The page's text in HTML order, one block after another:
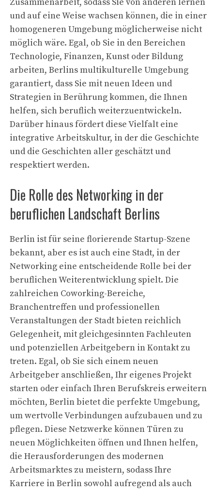
und auf eine Weise wachsen können, die in einer
homogeneren Umgebung möglicherweise nicht
möglich wäre. Egal, ob Sie in den Bereichen
Technologie, Finanzen, Kunst oder Bildung
arbeiten, Berlins multikulturelle Umgebung
garantiert, dass Sie mit neuen Ideen und
Strategien in Berührung kommen, die Ihnen
helfen, sich beruflich weiterzuentwickeln.
Darüber hinaus fördert diese Vielfalt eine
integrative Arbeitskultur, in der die Geschichte
und die Geschichten aller geschätzt und
respektiert werden.
Die Rolle des Networking in der
beruflichen Landschaft Berlins
Berlin ist für seine florierende Startup-Szene
bekannt, aber es ist auch eine Stadt, in der
Networking eine entscheidende Rolle bei der
beruflichen Weiterentwicklung spielt. Die
zahlreichen Coworking-Bereiche,
Branchentreffen und professionellen
Veranstaltungen der Stadt bieten reichlich
Gelegenheit, mit gleichgesinnten Fachleuten
und potenziellen Arbeitgebern in Kontakt zu
treten. Egal, ob Sie sich einem neuen
Arbeitgeber anschließen, Ihr eigenes Projekt
starten oder einfach Ihren Berufskreis erweitern
möchten, Berlin bietet die perfekte Umgebung,
um wertvolle Verbindungen aufzubauen und zu
pflegen. Diese Netzwerke können Türen zu
neuen Möglichkeiten öffnen und Ihnen helfen,
die Herausforderungen des modernen
Arbeitsmarktes zu meistern, sodass Ihre
Karriere in Berlin sowohl aufregend als auch